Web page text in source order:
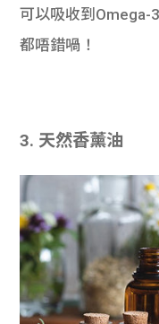
可以吸收到Omega-
都唔錯喎！
3. 天然香薰油